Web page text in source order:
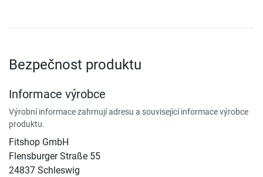
Bezpečnost produktu
Informace výrobce
Výrobní informace zahrnují adresu a související informace výrobce
produktu.
Fitshop GmbH
Flensburger Straße 55
24837 Schleswig